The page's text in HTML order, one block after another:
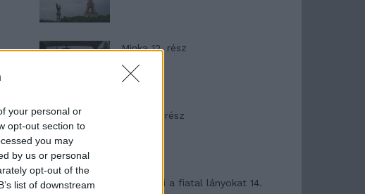
your personal or
opt-out section to
you may
by us or personal
opt-out of the
list of downstream
Minka 12. rész
Minka 11. rész
T. szereti a fiatal lányokat 14.